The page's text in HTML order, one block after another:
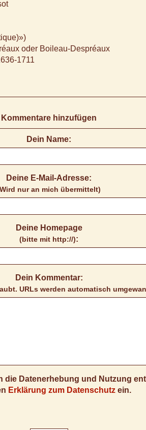
oder Boileau-Despréaux
1711
Kommentare hinzufügen
Dein Name:
Deine E-Mail-Adresse:
nur an mich übermittelt)
Deine Homepage
(bitte mit http://):
Dein Kommentar:
URLs werden automatisch
die Datenerhebung und Nutzung
Erklärung zum Datenschutzein.